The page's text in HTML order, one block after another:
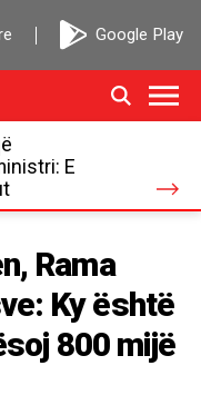
Google Play
E
Rama
Ky është
800 mijë